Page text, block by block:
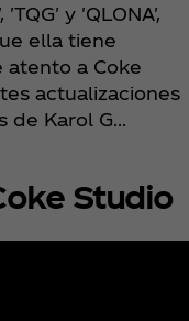
y 'QLONA',
ella tiene
atento a Coke
actualizaciones
de Karol G...
Studio